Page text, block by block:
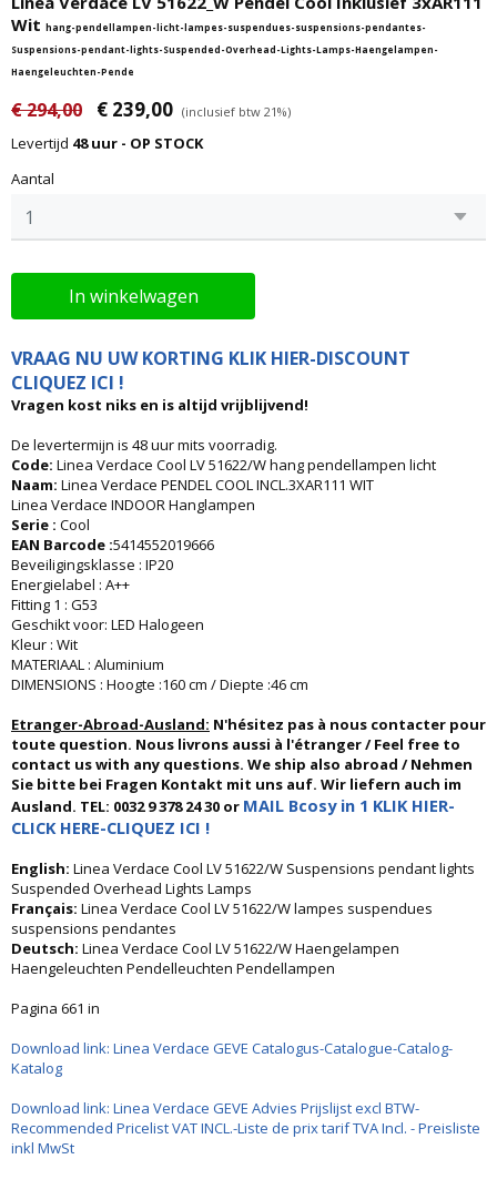
Wit hang-pendellampen-licht-lampes-suspendues-suspensions-pendantes-
Suspensions-pendant-lights-Suspended-Overhead-Lights-Lamps-Haengelampen-
Haengeleuchten-Pende
€ 294,00 € 239,00 (inclusief btw 21%)
Levertijd 48 uur - OP STOCK
Aantal
In winkelwagen
VRAAG NU UW KORTING KLIK HIER-DISCOUNT
CLIQUEZ ICI !
Vragen kost niks en is altijd vrijblijvend!
De levertermijn is 48 uur mits voorradig.
Code: Linea Verdace Cool LV 51622/W hang pendellampen licht
Naam: Linea Verdace PENDEL COOL INCL.3XAR111 WIT
Linea Verdace INDOOR Hanglampen
Serie : Cool
EAN Barcode :5414552019666
Beveiligingsklasse : IP20
Energielabel : A++
Fitting 1 : G53
Geschikt voor: LED Halogeen
Kleur : Wit
MATERIAAL : Aluminium
DIMENSIONS : Hoogte :160 cm / Diepte :46 cm
Etranger-Abroad-Ausland: N'hésitez pas à nous contacter pour
toute question. Nous livrons aussi à l'étranger / Feel free to
contact us with any questions. We ship also abroad / Nehmen
Sie bitte bei Fragen Kontakt mit uns auf. Wir liefern auch im
Ausland. TEL: 0032 9 378 24 30 or MAIL Bcosy in 1 KLIK HIER-
CLICK HERE-CLIQUEZ ICI !
English: Linea Verdace Cool LV 51622/W Suspensions pendant lights
Suspended Overhead Lights Lamps
Français: Linea Verdace Cool LV 51622/W lampes suspendues
suspensions pendantes
Deutsch: Linea Verdace Cool LV 51622/W Haengelampen
Haengeleuchten Pendelleuchten Pendellampen
Pagina 661 in
Download link: Linea Verdace GEVE Catalogus-Catalogue-Catalog-
Katalog
Download link: Linea Verdace GEVE Advies Prijslijst excl BTW-
Recommended Pricelist VAT INCL.-Liste de prix tarif TVA Incl. - Preisliste
inkl MwSt